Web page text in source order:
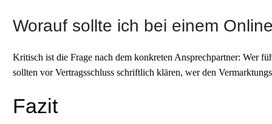
Worauf sollte ich bei einem
Kritisch ist die Frage nach dem konkreten Ansprechpartner: Wer
sollten vor Vertragsschluss schriftlich klären, wer den
Fazit